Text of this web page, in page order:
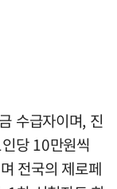
수급자이며, 진
당 10만원씩
전국의 제로페